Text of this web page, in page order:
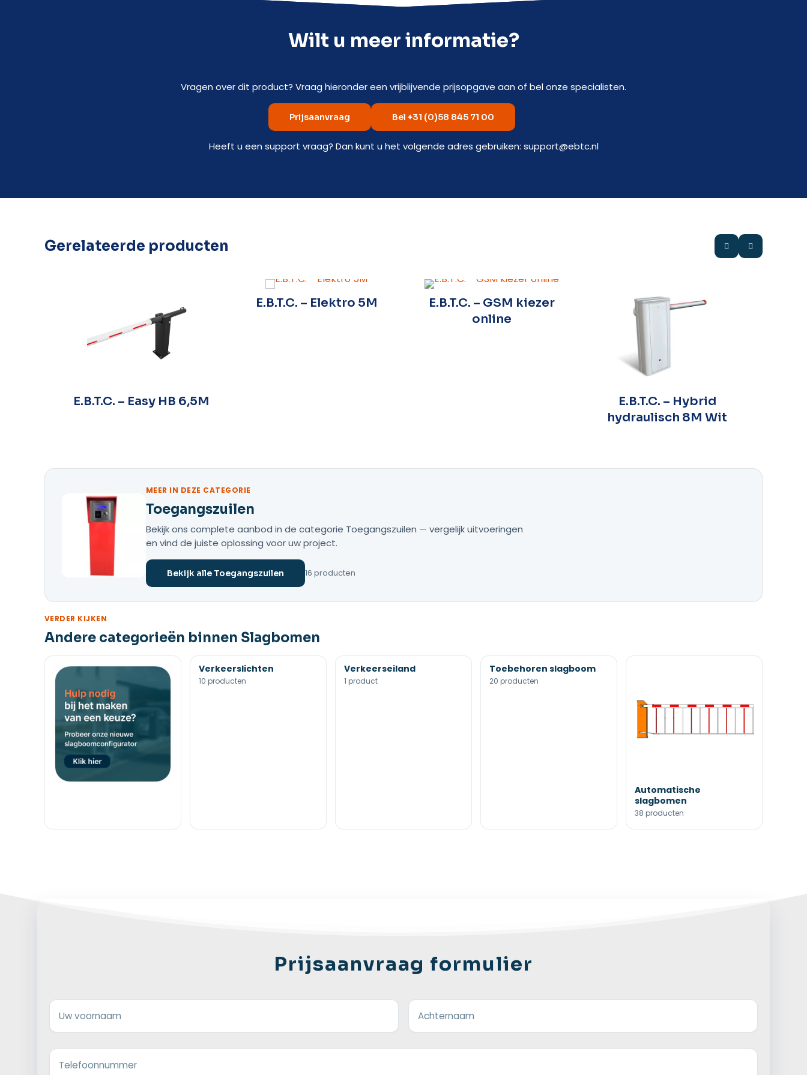
Wilt u meer informatie?
Vragen over dit product? Vraag hieronder een vrijblijvende prijsopgave aan of bel onze specialisten.
Prijsaanvraag Bel +31 (0)58 845 71 00
Heeft u een support vraag? Dan kunt u het volgende adres gebruiken: support@ebtc.nl
Gerelateerde producten
E.B.T.C. – Easy HB 6,5M
E.B.T.C. – Elektro 5M
E.B.T.C. – GSM kiezer
online
E.B.T.C. – Hybrid
hydraulisch 8M Wit
MEER IN DEZE CATEGORIE
Toegangszuilen
Bekijk ons complete aanbod in de categorie Toegangszuilen — vergelijk uitvoeringen
en vind de juiste oplossing voor uw project.
Bekijk alle Toegangszuilen 16 producten
VERDER KIJKEN
Andere categorieën binnen Slagbomen
Verkeerslichten
10 producten
Verkeerseiland
1 product
Toebehoren slagboom
20 producten
Automatische
slagbomen
38 producten
Prijsaanvraag formulier
Uw voornaam Achternaam
Telefoonnummer